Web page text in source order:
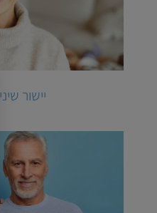
יישור